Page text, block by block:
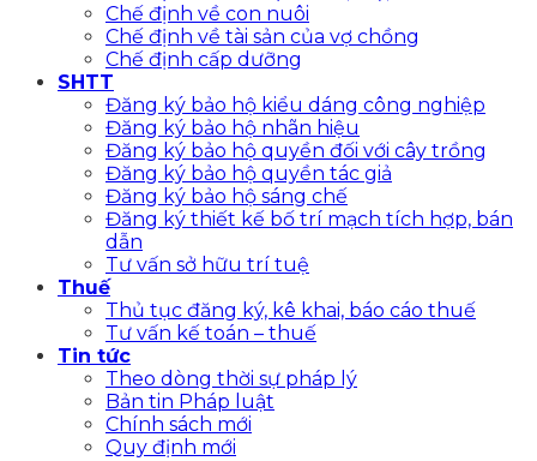
Chế định về con nuôi
Chế định về tài sản của vợ chồng
Chế định cấp dưỡng
SHTT
Đăng ký bảo hộ kiểu dáng công nghiệp
Đăng ký bảo hộ nhãn hiệu
Đăng ký bảo hộ quyền đối với cây trồng
Đăng ký bảo hộ quyền tác giả
Đăng ký bảo hộ sáng chế
Đăng ký thiết kế bố trí mạch tích hợp, bán
dẫn
Tư vấn sở hữu trí tuệ
Thuế
Thủ tục đăng ký, kê khai, báo cáo thuế
Tư vấn kế toán – thuế
Tin tức
Theo dòng thời sự pháp lý
Bản tin Pháp luật
Chính sách mới
Quy định mới